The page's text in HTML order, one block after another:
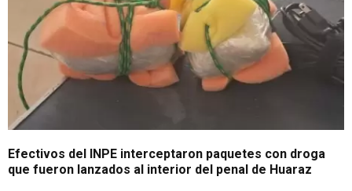
Efectivos del INPE interceptaron paquetes con droga
que fueron lanzados al interior del penal de Huaraz